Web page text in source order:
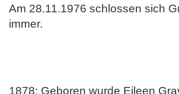
Am 28.11.1976 schlossen sich
immer.
1878: Geboren wurde Eileen